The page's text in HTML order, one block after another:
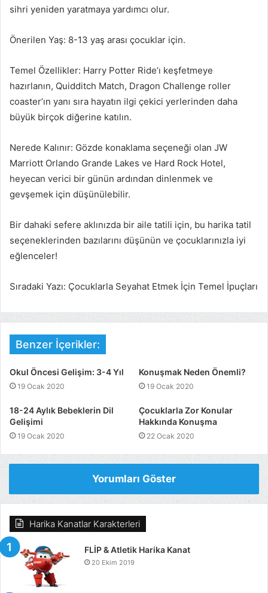
sihri yeniden yaratmaya yardımcı olur.
Önerilen Yaş: 8-13 yaş arası çocuklar için.
Temel Özellikler: Harry Potter Ride’ı keşfetmeye
hazırlanın, Quidditch Match, Dragon Challenge roller
coaster’ın yanı sıra hayatın ilgi çekici yerlerinden daha
büyük birçok diğerine katılın.
Nerede Kalınır: Gözde konaklama seçeneği olan JW
Marriott Orlando Grande Lakes ve Hard Rock Hotel,
heyecan verici bir günün ardından dinlenmek ve
gevşemek için düşünülebilir.
Bir dahaki sefere aklınızda bir aile tatili için, bu harika tatil
seçeneklerinden bazılarını düşünün ve çocuklarınızla iyi
eğlenceler!
Sıradaki Yazı: Çocuklarla Seyahat Etmek İçin Temel İpuçları
Benzer İçerikler:
Okul Öncesi Gelişim: 3-4 Yıl
19 Ocak 2020
Konuşmak Neden Önemli?
19 Ocak 2020
18-24 Aylık Bebeklerin Dil
Gelişimi
19 Ocak 2020
Çocuklarla Zor Konular
Hakkında Konuşma
22 Ocak 2020
Yorumları Göster
Harika Kanatlar Karakterleri
FLİP & Atletik Harika Kanat
20 Ekim 2019